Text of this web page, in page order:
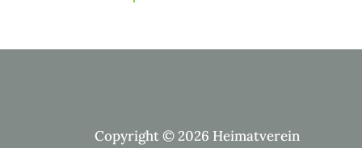
Copyright © 2026 Heimatverein